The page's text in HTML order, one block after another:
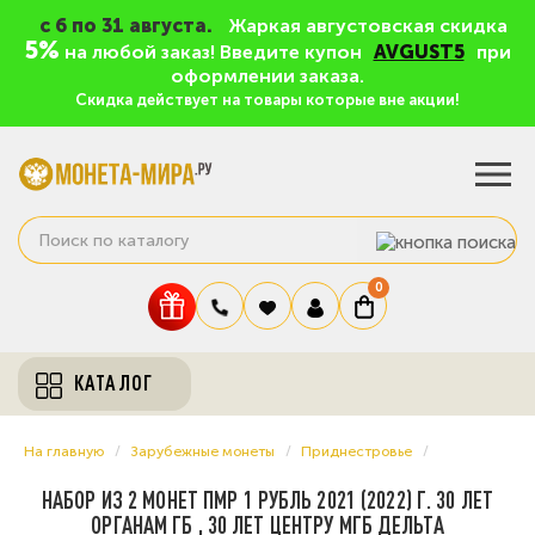
c 6 по 31 августа. Жаркая августовская скидка
5% на любой заказ! Введите купон AVGUST5
при
оформлении заказа.
Скидка действует на товары которые вне акции!
0
КАТАЛОГ
На главную Зарубежные монеты Приднестровье
НАБОР ИЗ 2 МОНЕТ ПМР 1 РУБЛЬ 2021 (2022) Г. 30 ЛЕТ
ОРГАНАМ ГБ , 30 ЛЕТ ЦЕНТРУ МГБ ДЕЛЬТА